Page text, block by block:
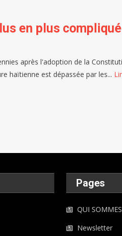
en plus
après l'adoption de la
haïtienne est dépassée par les...
Pages
QUI
Newsletter